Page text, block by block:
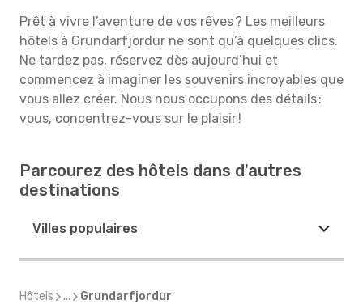
Prêt à vivre l’aventure de vos rêves ? Les meilleurs
hôtels à Grundarfjordur ne sont qu’à quelques clics.
Ne tardez pas, réservez dès aujourd’hui et
commencez à imaginer les souvenirs incroyables que
vous allez créer. Nous nous occupons des détails :
vous, concentrez-vous sur le plaisir !
Parcourez des hôtels dans d'autres
destinations
Villes populaires
Hôtels ... Grundarfjordur